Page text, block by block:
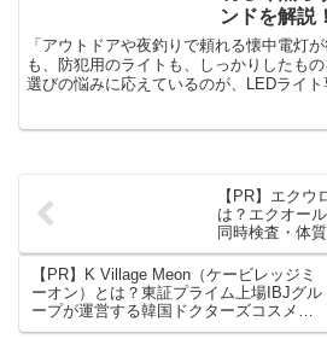
ンドを解説！
「アウトドアや夜釣りで頼れる懐中電灯
も、防犯用のライトも、しっかりしたも
選びの悩みに応えているのが、LEDライ
【PR】エクウ
は？エクオー
同時検査・体
注目の検査キ
【PR】K Village Meon（ケービレッジミ
ーオン）とは？東証プライム上場IBJグル
ープが運営する韓国ドクターズコスメ専
門ショップと話題のハーブピーリングを